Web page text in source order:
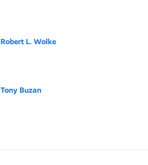
Robert L. Wolke
Tony Buzan